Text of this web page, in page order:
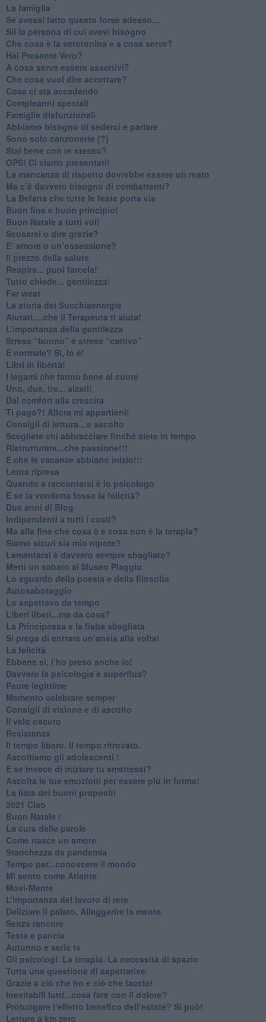
​La famiglia
​Se avessi fatto questo forse adesso…
​Sii la persona di cui avevi bisogno
Che cosa è la serotonina e a cosa serve?
​Hai Presente Vero?
A cosa serve essere assertivi?
​Che cosa vuol dire accettare?
​Cosa ci sta accadendo
​Compleanni speciali
​Famiglie disfunzionali
​Abbiamo bisogno di sederci e parlare
Sono solo canzonette (?)
​Stai bene con te stesso?
​OPS! Ci siamo presentati!
​La mancanza di rispetto dovrebbe essere un reato
​Ma c’è davvero bisogno di combattenti?
​La Befana che tutte le feste porta via
Buon fine e buon principio!
​Buon Natale a tutti voi!
​Scusarsi o dire grazie?
​E’ amore o un’ossessione?
​Il prezzo della salute
​Respira... puoi farcela!
​Tutto chiede... gentilezza!
​Far west
​La storia dei Succhiaenergie
​Aiutati….che il Terapeuta ti aiuta!
​L’importanza della gentilezza
​Stress “buono” e stress “cattivo”
​È normale? Sì, lo è!
​Libri in libertà!
​I legami che fanno bene al cuore
Uno, due, tre... alzati!​
​Dal comfort alla crescita
​Ti pago?! Allora mi appartieni!​
​Consigli di lettura…e ascolto
​Scegliete chi abbracciare finché siete in tempo
​Ristrutturare...che passione!!!
​E che le vacanze abbiano inizio!!!
​Lenta ripresa
​Quando a raccontarsi è lo psicologo
​E se la vendetta fosse la felicità?
​Due anni di Blog
​Indipendenti a tutti i costi?
​Ma alla fine che cosa è e cosa non è la terapia?
​Siamo sicuri sia mio nipote?
​Lamentarsi è davvero sempre sbagliato?
​Metti un sabato al Museo Piaggio
​Lo sguardo della poesia e della filosofia
Autosabotaggio
​Lo aspettavo da tempo
​Liberi liberi...ma da cosa?
​La Principessa e la fiaba sbagliata
Si prega di entrare un’ansia alla volta!
​La felicità
​Ebbene sì, l’ho preso anche io!
​Davvero la psicologia è superflua?
Paure legittime
​Memento celebrare semper
​Consigli di visione e di ascolto
​Il velo oscuro
Resistenza
​Il tempo libero. Il tempo ritrovato.
Ascoltiamo gli adolescenti !
​E se invece di iniziare tu smettessi?
​Ascolta le tue emozioni per essere più in forma!
​La lista dei buoni propositi
2021 Ciao
Buon Natale !
​La cura delle parole
​Come nasce un amore
Stanchezza da pandemia
​Tempo per...conoscere il mondo
​Mi sento come Atlante
​Movi-Mente
​L’importanza del lavoro di rete
​Deliziare il palato. Alleggerire la mente.
​Senza rancore
​Testa e pancia
​Autunno e serie tv
​Gli psicologi. La terapia. La necessità di spazio
​Tutta una questione di aspettative.
​Grazie a ciò che ho e ciò che faccio!
​Inevitabili lutti...cosa fare con il dolore?
Prolungare l’effetto benefico dell’estate? Si può!
​Letture a km zero